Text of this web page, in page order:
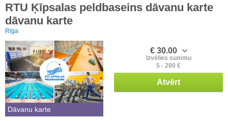
RTU Ķīpsalas peldbaseins dāvanu karte
dāvanu karte
Rīga
Dāvanu karte
€ 30.00
Izvēlies summu
5 - 200 €
Atvērt